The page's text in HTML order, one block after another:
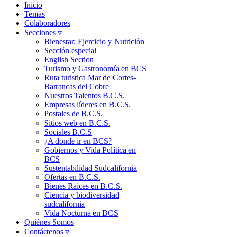
Inicio
Temas
Colaboradores
Secciones ▿
Bienestar: Ejercicio y Nutrición
Sección especial
English Section
Turismo y Gastronomía en BCS
Ruta turistica Mar de Cortes-
Barrancas del Cobre
Nuestros Talentos B.C.S.
Empresas líderes en B.C.S.
Postales de B.C.S.
Sitios web en B.C.S.
Sociales B.C.S
¿A donde ir en BCS?
Gobiernos y Vida Política en
BCS
Sustentabilidad Sudcalifornia
Ofertas en B.C.S.
Bienes Raíces en B.C.S.
Ciencia y biodiversidad
sudcalifornia
Vida Nocturna en BCS
Quiénes Somos
Contáctenos ▿